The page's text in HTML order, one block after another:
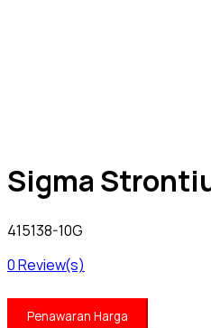
Sigma
415138-10G
0Review(s)
Penawaran Harga